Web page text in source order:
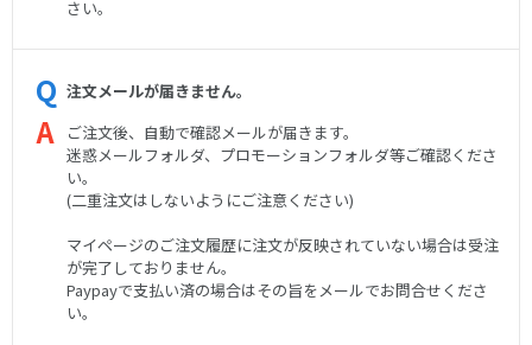
さい。
注文メールが届きません。
ご注文後、自動で確認メールが届きます。
迷惑メールフォルダ、プロモーションフォルダ等ご確認くださ
い。
(二重注文はしないようにご注意ください)
マイページのご注文履歴に注文が反映されていない場合は受注
が完了しておりません。
Paypayで支払い済の場合はその旨をメールでお問合せくださ
い。